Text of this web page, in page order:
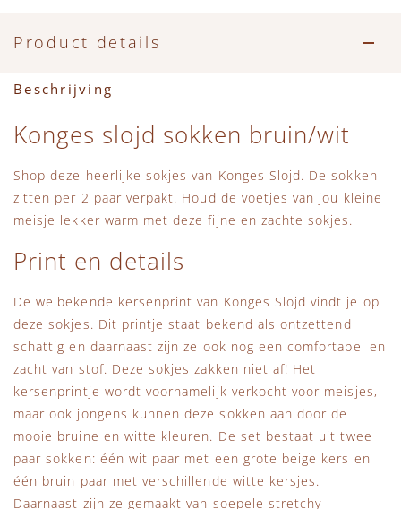
Zwemkleding
Feestkleding
Beren, Speendoekjes en Knuffeldoekjes
Verzorgingsproducten
Beren
Mini Rodini
+1 in the family
New Balance
Piupiuchick
Play Up
Sproet & Sprout
Tiny Cottons
Product details
Beschrijving
Konges slojd sokken bruin/wit
Shop deze heerlijke sokjes van Konges Slojd. De sokken
zitten per 2 paar verpakt. Houd de voetjes van jou kleine
meisje lekker warm met deze fijne en zachte sokjes.
Print en details
De welbekende kersenprint van Konges Slojd vindt je op
deze sokjes. Dit printje staat bekend als ontzettend
schattig en daarnaast zijn ze ook nog een comfortabel en
zacht van stof. Deze sokjes zakken niet af! Het
kersenprintje wordt voornamelijk verkocht voor meisjes,
maar ook jongens kunnen deze sokken aan door de
mooie bruine en witte kleuren. De set bestaat uit twee
paar sokken: één wit paar met een grote beige kers en
één bruin paar met verschillende witte kersjes.
Daarnaast zijn ze gemaakt van soepele stretchy